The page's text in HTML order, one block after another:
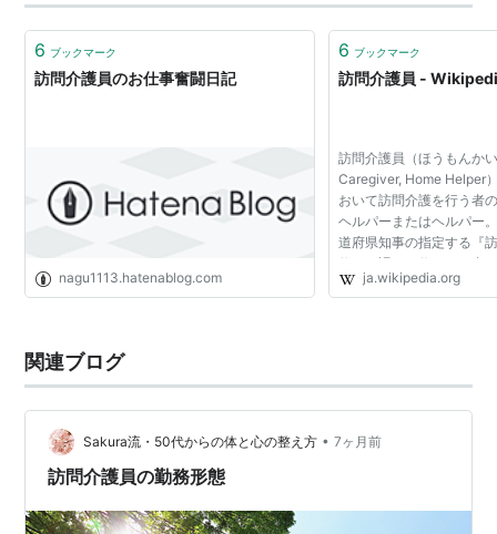
すときの注意点を紹介します。
6 ブックマーク
訪問介護員のお仕事奮闘日記
nagu1113.hatenablog.com
6 ブックマーク
訪問介護員 -
訪問介護員（ほうもんか
Caregiver, Home Helper
おいて訪問介護を行う者
ヘルパーまたはヘルパー
道府県知事の指定する『
修』の課程を修了した者
第8条第2項において介護
ja.wikipedia.org
関連ブログ
Sakura流・50代からの体と心の整え方 • 7ヶ月前
訪問介護員の勤務形態